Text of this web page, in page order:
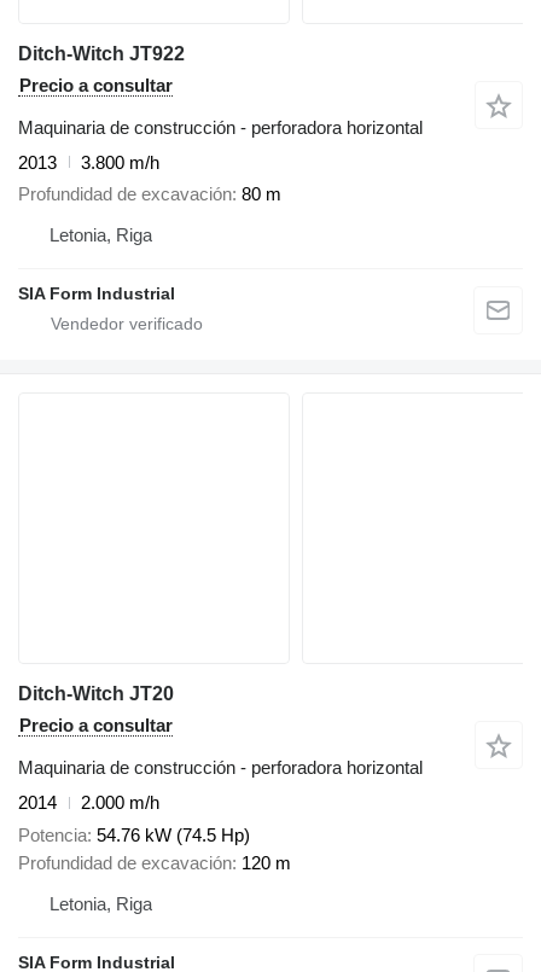
Ditch-Witch JT922
Precio a consultar
Maquinaria de construcción - perforadora horizontal
2013
3.800 m/h
Profundidad de excavación 80 m
Letonia, Riga
SIA Form Industrial
Ditch-Witch JT20
Precio a consultar
Maquinaria de construcción - perforadora horizontal
2014
2.000 m/h
Potencia 54.76 kW (74.5 Hp)
Profundidad de excavación 120 m
Letonia, Riga
SIA Form Industrial